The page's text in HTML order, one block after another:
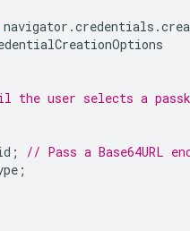
navigator .credentials .
the user selects a
;
// Pass a Base64URL
;